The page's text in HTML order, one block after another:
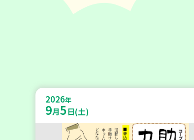
2026年
9月5日(土)